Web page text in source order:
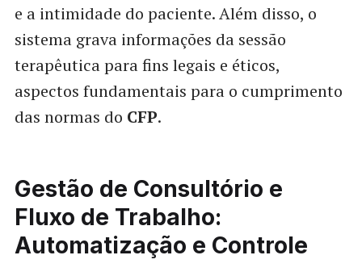
e a intimidade do paciente. Além disso, o
sistema grava informações da sessão
terapêutica para fins legais e éticos,
aspectos fundamentais para o cumprimento
das normas do CFP.
Gestão de Consultório e
Fluxo de Trabalho:
Automatização e Controle